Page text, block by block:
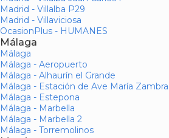
Madrid - Villalba P29
Madrid - Villaviciosa
OcasionPlus - HUMANES
Málaga
Málaga
Málaga - Aeropuerto
Málaga - Alhaurín el Grande
Málaga - Estación de Ave María
Málaga - Estepona
Málaga - Marbella
Málaga - Marbella 2
Málaga - Torremolinos